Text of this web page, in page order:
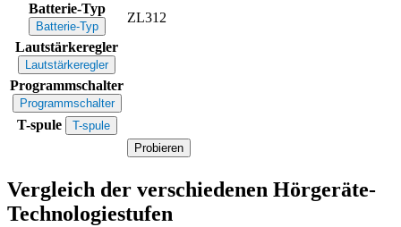
Batterie-Typ
Batterie-Typ
ZL312
Lautstärkeregler
Lautstärkeregler
Programmschalter
Programmschalter
T-spule
T-spule
Probieren
Vergleich der verschiedenen Hörgeräte-
Technologiestufen